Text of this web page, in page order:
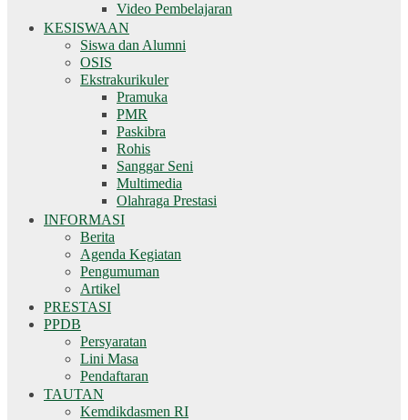
Video Pembelajaran
KESISWAAN
Siswa dan Alumni
OSIS
Ekstrakurikuler
Pramuka
PMR
Paskibra
Rohis
Sanggar Seni
Multimedia
Olahraga Prestasi
INFORMASI
Berita
Agenda Kegiatan
Pengumuman
Artikel
PRESTASI
PPDB
Persyaratan
Lini Masa
Pendaftaran
TAUTAN
Kemdikdasmen RI